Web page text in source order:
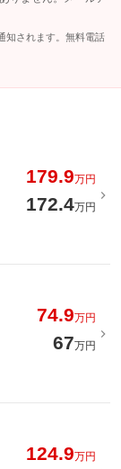
知されます。無料電話
179.9万円
172.4万円
74.9万円
67万円
124.9万円